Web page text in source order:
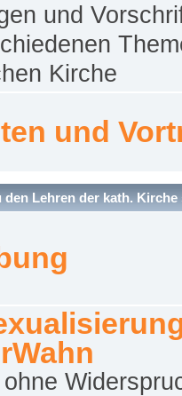
und
Kirche
und
den Lehren der kath. Kirche